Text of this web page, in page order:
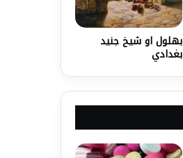
بهلول او شیخ جنید
بغدادي